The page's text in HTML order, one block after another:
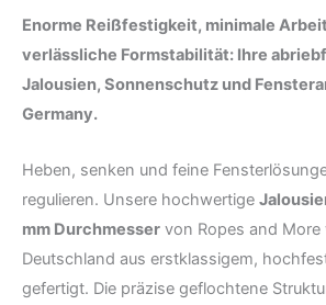
Enorme Reißfestigkeit, minimale
verlässliche Formstabilität: Ihre
Jalousien, Sonnenschutz und
Germany.
Heben, senken und feine
regulieren. Unsere hochwertige
mm Durchmesser von Ropes and More
Deutschland aus erstklassigem,
gefertigt. Die präzise geflochtene